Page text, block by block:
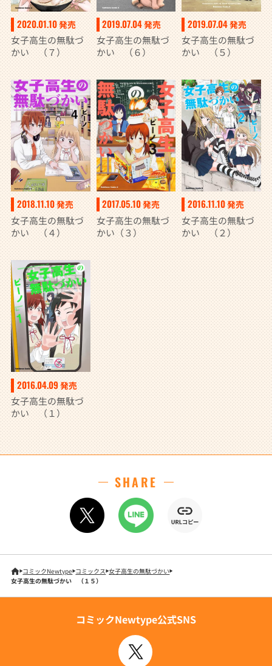
2020.01.10発売
女子高生の無駄づ
かい （７）
2019.07.04発売
女子高生の無駄づ
かい （６）
2019.07.04発売
女子高生の無駄づ
かい （５）
2018.11.10発売
女子高生の無駄づ
かい （４）
2017.05.10発売
女子高生の無駄づ
かい（３）
2016.11.10発売
女子高生の無駄づ
かい （２）
2016.04.09発売
女子高生の無駄づ
かい （１）
SHARE
コミックNewtype コミックス 女子高生の無駄づかい
女子高生の無駄づかい （１５）
コミックNewtype公式SNS